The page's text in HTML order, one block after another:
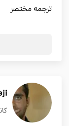
ترجمه مختصر